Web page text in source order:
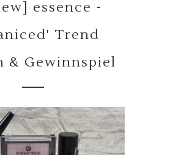
essence -
Trend
& Gewinnspiel